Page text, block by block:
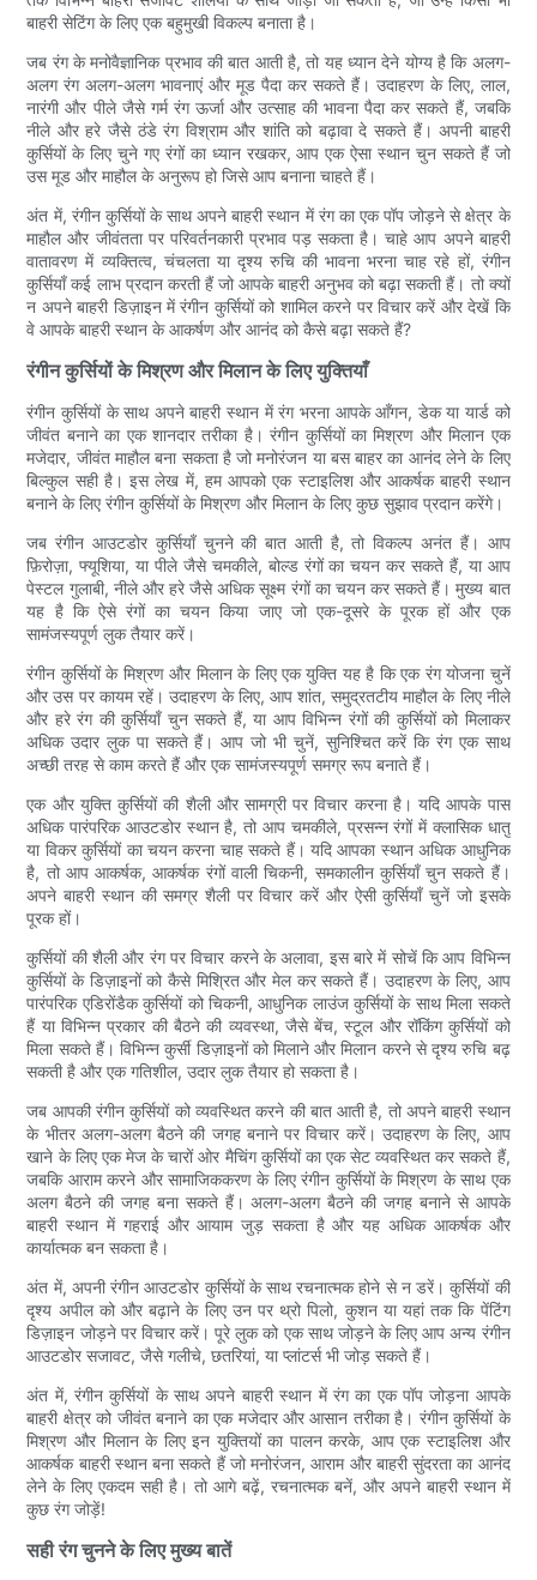
बाहरी सेटिंग के लिए एक बहुमुखी विकल्प बनाता है।
जब रंग के मनोवैज्ञानिक प्रभाव की बात आती है, तो यह ध्यान देने योग्य है कि अलग-
अलग रंग अलग-अलग भावनाएं और मूड पैदा कर सकते हैं। उदाहरण के लिए, लाल,
नारंगी और पीले जैसे गर्म रंग ऊर्जा और उत्साह की भावना पैदा कर सकते हैं, जबकि
नीले और हरे जैसे ठंडे रंग विश्राम और शांति को बढ़ावा दे सकते हैं। अपनी बाहरी
कुर्सियों के लिए चुने गए रंगों का ध्यान रखकर, आप एक ऐसा स्थान चुन सकते हैं जो
उस मूड और माहौल के अनुरूप हो जिसे आप बनाना चाहते हैं।
अंत में, रंगीन कुर्सियों के साथ अपने बाहरी स्थान में रंग का एक पॉप जोड़ने से क्षेत्र के
माहौल और जीवंतता पर परिवर्तनकारी प्रभाव पड़ सकता है। चाहे आप अपने बाहरी
वातावरण में व्यक्तित्व, चंचलता या दृश्य रुचि की भावना भरना चाह रहे हों, रंगीन
कुर्सियाँ कई लाभ प्रदान करती हैं जो आपके बाहरी अनुभव को बढ़ा सकती हैं। तो क्यों
न अपने बाहरी डिज़ाइन में रंगीन कुर्सियों को शामिल करने पर विचार करें और देखें कि
वे आपके बाहरी स्थान के आकर्षण और आनंद को कैसे बढ़ा सकते हैं?
रंगीन कुर्सियों के मिश्रण और मिलान के लिए युक्तियाँ
रंगीन कुर्सियों के साथ अपने बाहरी स्थान में रंग भरना आपके आँगन, डेक या यार्ड को
जीवंत बनाने का एक शानदार तरीका है। रंगीन कुर्सियों का मिश्रण और मिलान एक
मजेदार, जीवंत माहौल बना सकता है जो मनोरंजन या बस बाहर का आनंद लेने के लिए
बिल्कुल सही है। इस लेख में, हम आपको एक स्टाइलिश और आकर्षक बाहरी स्थान
बनाने के लिए रंगीन कुर्सियों के मिश्रण और मिलान के लिए कुछ सुझाव प्रदान करेंगे।
जब रंगीन आउटडोर कुर्सियाँ चुनने की बात आती है, तो विकल्प अनंत हैं। आप
फ़िरोज़ा, फ्यूशिया, या पीले जैसे चमकीले, बोल्ड रंगों का चयन कर सकते हैं, या आप
पेस्टल गुलाबी, नीले और हरे जैसे अधिक सूक्ष्म रंगों का चयन कर सकते हैं। मुख्य बात
यह है कि ऐसे रंगों का चयन किया जाए जो एक-दूसरे के पूरक हों और एक
सामंजस्यपूर्ण लुक तैयार करें।
रंगीन कुर्सियों के मिश्रण और मिलान के लिए एक युक्ति यह है कि एक रंग योजना चुनें
और उस पर कायम रहें। उदाहरण के लिए, आप शांत, समुद्रतटीय माहौल के लिए नीले
और हरे रंग की कुर्सियाँ चुन सकते हैं, या आप विभिन्न रंगों की कुर्सियों को मिलाकर
अधिक उदार लुक पा सकते हैं। आप जो भी चुनें, सुनिश्चित करें कि रंग एक साथ
अच्छी तरह से काम करते हैं और एक सामंजस्यपूर्ण समग्र रूप बनाते हैं।
एक और युक्ति कुर्सियों की शैली और सामग्री पर विचार करना है। यदि आपके पास
अधिक पारंपरिक आउटडोर स्थान है, तो आप चमकीले, प्रसन्न रंगों में क्लासिक धातु
या विकर कुर्सियों का चयन करना चाह सकते हैं। यदि आपका स्थान अधिक आधुनिक
है, तो आप आकर्षक, आकर्षक रंगों वाली चिकनी, समकालीन कुर्सियाँ चुन सकते हैं।
अपने बाहरी स्थान की समग्र शैली पर विचार करें और ऐसी कुर्सियाँ चुनें जो इसके
पूरक हों।
कुर्सियों की शैली और रंग पर विचार करने के अलावा, इस बारे में सोचें कि आप विभिन्न
कुर्सियों के डिज़ाइनों को कैसे मिश्रित और मेल कर सकते हैं। उदाहरण के लिए, आप
पारंपरिक एडिरोंडैक कुर्सियों को चिकनी, आधुनिक लाउंज कुर्सियों के साथ मिला सकते
हैं या विभिन्न प्रकार की बैठने की व्यवस्था, जैसे बेंच, स्टूल और रॉकिंग कुर्सियों को
मिला सकते हैं। विभिन्न कुर्सी डिज़ाइनों को मिलाने और मिलान करने से दृश्य रुचि बढ़
सकती है और एक गतिशील, उदार लुक तैयार हो सकता है।
जब आपकी रंगीन कुर्सियों को व्यवस्थित करने की बात आती है, तो अपने बाहरी स्थान
के भीतर अलग-अलग बैठने की जगह बनाने पर विचार करें। उदाहरण के लिए, आप
खाने के लिए एक मेज के चारों ओर मैचिंग कुर्सियों का एक सेट व्यवस्थित कर सकते हैं,
जबकि आराम करने और सामाजिककरण के लिए रंगीन कुर्सियों के मिश्रण के साथ एक
अलग बैठने की जगह बना सकते हैं। अलग-अलग बैठने की जगह बनाने से आपके
बाहरी स्थान में गहराई और आयाम जुड़ सकता है और यह अधिक आकर्षक और
कार्यात्मक बन सकता है।
अंत में, अपनी रंगीन आउटडोर कुर्सियों के साथ रचनात्मक होने से न डरें। कुर्सियों की
दृश्य अपील को और बढ़ाने के लिए उन पर थ्रो पिलो, कुशन या यहां तक ​​कि पेंटिंग
डिज़ाइन जोड़ने पर विचार करें। पूरे लुक को एक साथ जोड़ने के लिए आप अन्य रंगीन
आउटडोर सजावट, जैसे गलीचे, छतरियां, या प्लांटर्स भी जोड़ सकते हैं।
अंत में, रंगीन कुर्सियों के साथ अपने बाहरी स्थान में रंग का एक पॉप जोड़ना आपके
बाहरी क्षेत्र को जीवंत बनाने का एक मजेदार और आसान तरीका है। रंगीन कुर्सियों के
मिश्रण और मिलान के लिए इन युक्तियों का पालन करके, आप एक स्टाइलिश और
आकर्षक बाहरी स्थान बना सकते हैं जो मनोरंजन, आराम और बाहरी सुंदरता का आनंद
लेने के लिए एकदम सही है। तो आगे बढ़ें, रचनात्मक बनें, और अपने बाहरी स्थान में
कुछ रंग जोड़ें!
सही रंग चुनने के लिए मुख्य बातें